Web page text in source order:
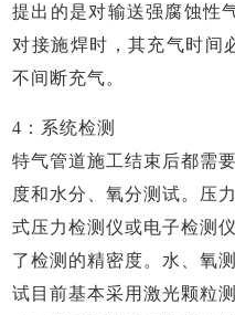
提出的是对输送强腐蚀性
对接施焊时，其充气时间
不间断充气。
4：系统检测
特气管道施工结束后都需
度和水分、氧分测试。压
式压力检测仪或电子检测
了检测的精密度。水、氧
试目前基本采用激光颗粒